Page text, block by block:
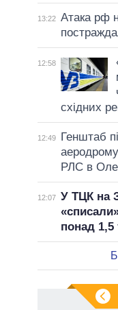
13:22 Атака рф
12:58
східних
12:49
Генштаб
РЛС в
12:07 У ТЦК на
понад 1,5